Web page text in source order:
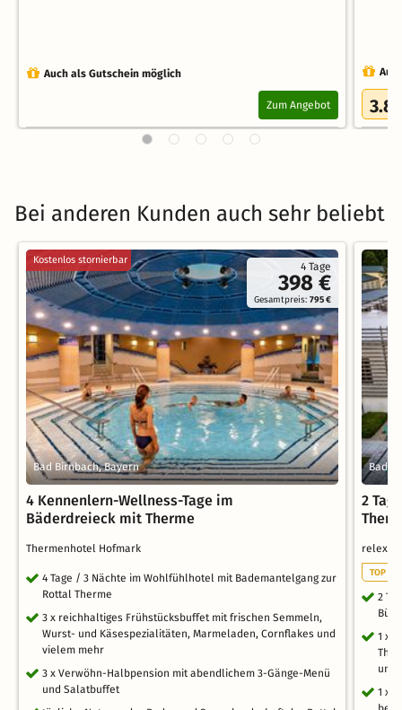
Auch als Gutschein möglich
Zum Angebot 3.8
Bei anderen Kunden auch sehr beliebt
4 Tage
398 €
Gesamtpreis:795 €
Kostenlos stornierbar
Bad Birnbach, Bayern
4 Kennenlern-Wellness-Tage im
Bäderdreieck mit Therme
Thermenhotel Hofmark
4 Tage / 3 Nächte im Wohlfühlhotel mit Bademantelgang zur
Rottal Therme
3 x reichhaltiges Frühstücksbuffet mit frischen Semmeln,
Wurst- und Käsespezialitäten, Marmeladen, Cornflakes und
vielem mehr
3 x Verwöhn-Halbpension mit abendlichem 3-Gänge-Menü
und Salatbuffet
Bad
2
relexa
TOP
2
1 x
und
1 x